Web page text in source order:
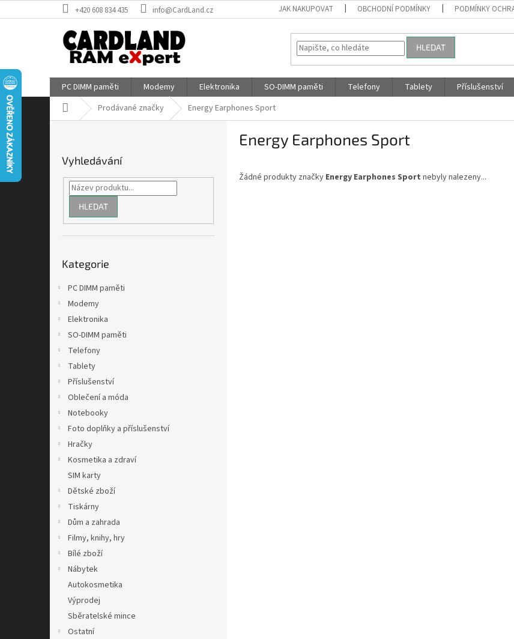
na
+420 608 834 435 info@CardLand.cz JAK NAKUPOVAT OBCHODNÍ PODMÍNKY PODMÍNKY
HLEDAT
PC DIMM paměti Modemy Elektronika SO-DIMM paměti Telefony Tablety Příslušenství
Domů Prodávané značky Energy Earphones Sport
Vyhledávání
HLEDAT
kategorie
Kategorie
PC DIMM paměti
Modemy
Elektronika
SO-DIMM paměti
Telefony
Tablety
Příslušenství
Oblečení a móda
Notebooky
Foto doplňky a příslušenství
Hračky
Kosmetika a zdraví
SIM karty
Dětské zboží
Tiskárny
Dům a zahrada
Filmy, knihy, hry
Bílé zboží
Nábytek
Autokosmetika
Výprodej
Sběratelské mince
Ostatní
Energy Earphones Sport
Žádné produkty značky Energy Earphones Sport nebyly nalezeny...